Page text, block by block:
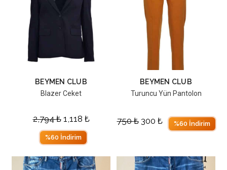
BEYMEN CLUB
Blazer Ceket
2,794₺ 1,118 ₺
%60 İndirim
BEYMEN CLUB
Turuncu Yün Pantolon
750₺ 300 ₺ %60 İndirim